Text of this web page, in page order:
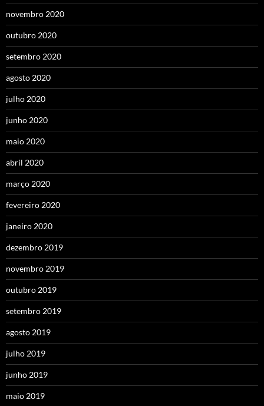
novembro 2020
outubro 2020
setembro 2020
agosto 2020
julho 2020
junho 2020
maio 2020
abril 2020
março 2020
fevereiro 2020
janeiro 2020
dezembro 2019
novembro 2019
outubro 2019
setembro 2019
agosto 2019
julho 2019
junho 2019
maio 2019